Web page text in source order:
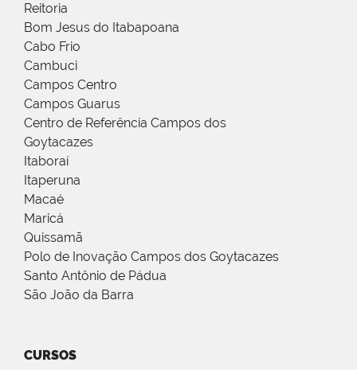
Reitoria
Bom Jesus do Itabapoana
Cabo Frio
Cambuci
Campos Centro
Campos Guarus
Centro de Referência Campos dos
Goytacazes
Itaboraí
Itaperuna
Macaé
Maricá
Quissamã
Polo de Inovação Campos dos Goytacazes
Santo Antônio de Pádua
São João da Barra
CURSOS